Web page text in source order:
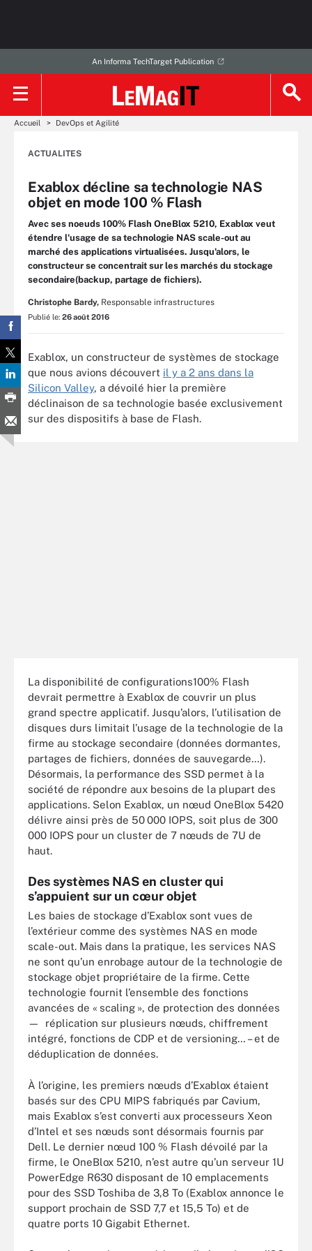
An Informa TechTarget Publication
Accueil DevOps et Agilité
ACTUALITES
Exablox décline sa technologie NAS
objet en mode 100 % Flash
Avec ses noeuds 100% Flash OneBlox 5210, Exablox veut
étendre l'usage de sa technologie NAS scale-out au
marché des applications virtualisées. Jusqu'alors, le
constructeur se concentrait sur les marchés du stockage
secondaire(backup, partage de fichiers).
Christophe Bardy, Responsable infrastructures
Publié le: 26 août 2016
Exablox, un constructeur de systèmes de stockage
que nous avions découvert il y a 2 ans dans la
Silicon Valley, a dévoilé hier la première
déclinaison de sa technologie basée exclusivement
sur des dispositifs à base de Flash.
La disponibilité de configurations100% Flash
devrait permettre à Exablox de couvrir un plus
grand spectre applicatif. Jusqu’alors, l’utilisation de
disques durs limitait l’usage de la technologie de la
firme au stockage secondaire (données dormantes,
partages de fichiers, données de sauvegarde…).
Désormais, la performance des SSD permet à la
société de répondre aux besoins de la plupart des
applications. Selon Exablox, un nœud OneBlox 5420
délivre ainsi près de 50 000 IOPS, soit plus de 300
000 IOPS pour un cluster de 7 nœuds de 7U de
haut.
Des systèmes NAS en cluster qui
s’appuient sur un cœur objet
Les baies de stockage d’Exablox sont vues de
l’extérieur comme des systèmes NAS en mode
scale-out. Mais dans la pratique, les services NAS
ne sont qu’un enrobage autour de la technologie de
stockage objet propriétaire de la firme. Cette
technologie fournit l’ensemble des fonctions
avancées de « scaling », de protection des données
— réplication sur plusieurs nœuds, chiffrement
intégré, fonctions de CDP et de versioning… – et de
déduplication de données.
À l’origine, les premiers nœuds d’Exablox étaient
basés sur des CPU MIPS fabriqués par Cavium,
mais Exablox s’est converti aux processeurs Xeon
d’Intel et ses nœuds sont désormais fournis par
Dell. Le dernier nœud 100 % Flash dévoilé par la
firme, le OneBlox 5210, n’est autre qu’un serveur 1U
PowerEdge R630 disposant de 10 emplacements
pour des SSD Toshiba de 3,8 To (Exablox annonce le
support prochain de SSD 7,7 et 15,5 To) et de
quatre ports 10 Gigabit Ethernet.